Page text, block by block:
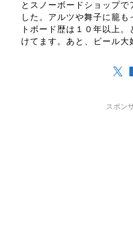
とスノーボードショップで
した。アルツや舞子に籠
トボード歴は１０年以上
けてます。あと、ビール大
スポン